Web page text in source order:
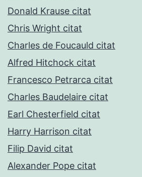
Donald Krause citat
Chris Wright citat
Charles de Foucauld citat
Alfred Hitchock citat
Francesco Petrarca citat
Charles Baudelaire citat
Earl Chesterfield citat
Harry Harrison citat
Filip David citat
Alexander Pope citat